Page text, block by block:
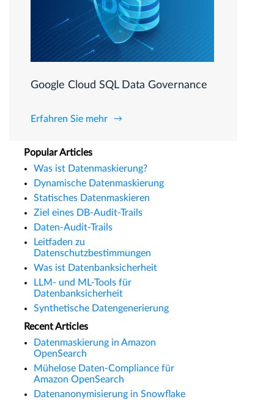
Google Cloud SQL Data Governance
Erfahren Sie mehr
Popular Articles
Was ist Datenmaskierung?
Dynamische Datenmaskierung
Statisches Datenmaskieren
Ziel eines DB-Audit-Trails
Daten-Audit-Trails
Leitfaden zu
Datenschutzbestimmungen
Was ist Datenbanksicherheit
LLM- und ML-Tools für
Datenbanksicherheit
Synthetische Datengenerierung
Recent Articles
Datenmaskierung in Amazon
OpenSearch
Mühelose Daten-Compliance für
Amazon OpenSearch
Datenanonymisierung in Snowflake